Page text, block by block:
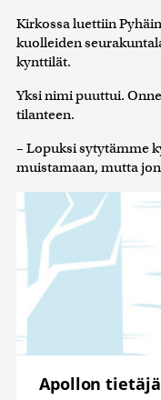
Kirkossa luettiin
kuolleiden
kynttilät.
Yksi nimi puuttui.
tilanteen.
– Lopuksi sytytämme
muistamaan, mutta
Apollon